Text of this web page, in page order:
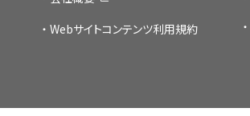
Webサイトコンテンツ利用規約